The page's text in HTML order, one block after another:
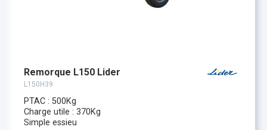
Remorque L150 Lider
L150H39
PTAC : 500Kg
Charge utile : 370Kg
Simple essieu